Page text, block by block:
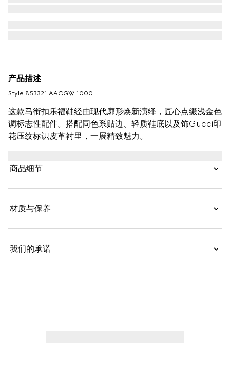
产品描述
Style ‎853321 AACGW 1000
这款马衔扣乐福鞋经由现代廓形焕新演绎，匠心点缀浅金色
调标志性配件。搭配同色系贴边、轻质鞋底以及饰Gucci印
花压纹标识皮革衬里，一展精致魅力。
商品细节
材质与保养
我们的承诺